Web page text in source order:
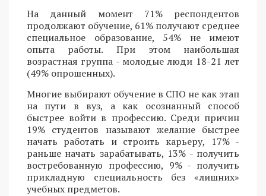
На данный момент 71% респондентов
продолжают обучение, 61% получают среднее
специальное образование, 54% не имеют
опыта работы. При этом наибольшая
возрастная группа - молодые люди 18-21 лет
(49% опрошенных).
Многие выбирают обучение в СПО не как этап
на пути в вуз, а как осознанный способ
быстрее войти в профессию. Среди причин
19% студентов называют желание быстрее
начать работать и строить карьеру, 17% -
раньше начать зарабатывать, 13% - получить
востребованную профессию, 9% - получить
прикладную специальность без «лишних»
учебных предметов.